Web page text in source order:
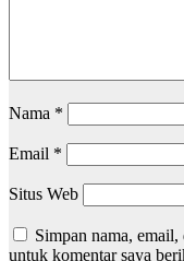
Nama *
Email *
Situs Web
Simpan nama,
untuk komentar saya